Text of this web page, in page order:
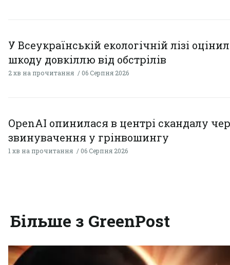
У Всеукраїнській екологічній лізі
шкоду довкіллю від обстрілів
2 хв на прочитання 06 Серпня 2026
OpenAI опинилася в центрі скандалу
звинувачення у грінвошингу
1 хв на прочитання 06 Серпня 2026
Більше з GreenPost